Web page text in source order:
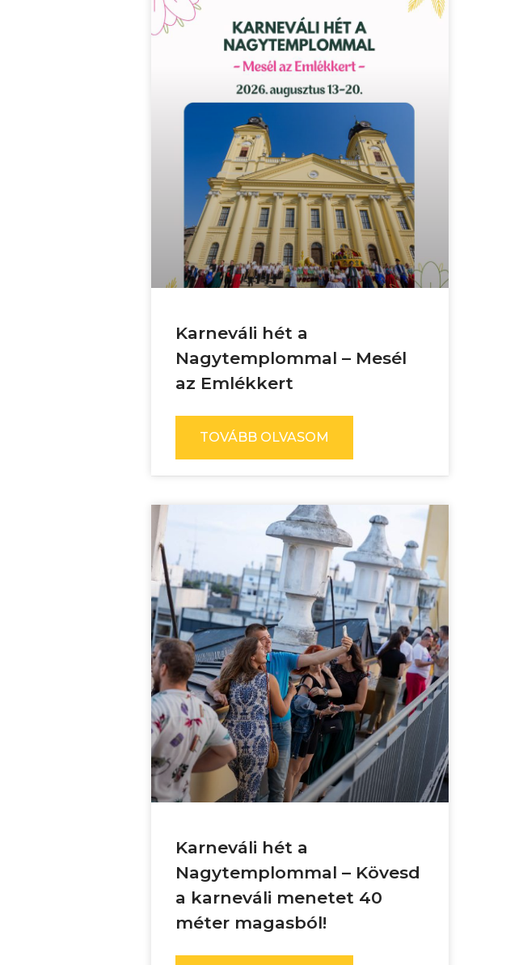
Karneváli hét a
Nagytemplommal – Mesél
az Emlékkert
TOVÁBB OLVASOM
Karneváli hét a
Nagytemplommal – Kövesd
a karneváli menetet 40
méter magasból!